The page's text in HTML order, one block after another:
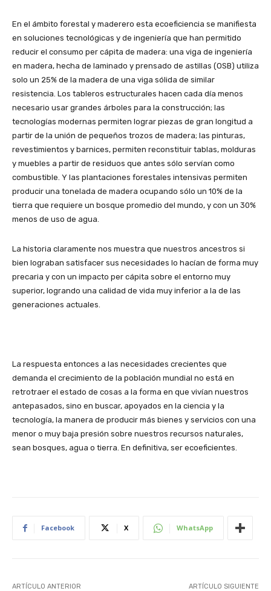
En el ámbito forestal y maderero esta ecoeficiencia se manifiesta
en soluciones tecnológicas y de ingeniería que han permitido
reducir el consumo per cápita de madera: una viga de ingeniería
en madera, hecha de laminado y prensado de astillas (OSB) utiliza
solo un 25% de la madera de una viga sólida de similar
resistencia. Los tableros estructurales hacen cada día menos
necesario usar grandes árboles para la construcción; las
tecnologías modernas permiten lograr piezas de gran longitud a
partir de la unión de pequeños trozos de madera; las pinturas,
revestimientos y barnices, permiten reconstituir tablas, molduras
y muebles a partir de residuos que antes sólo servían como
combustible. Y las plantaciones forestales intensivas permiten
producir una tonelada de madera ocupando sólo un 10% de la
tierra que requiere un bosque promedio del mundo, y con un 30%
menos de uso de agua.
La historia claramente nos muestra que nuestros ancestros si
bien lograban satisfacer sus necesidades lo hacían de forma muy
precaria y con un impacto per cápita sobre el entorno muy
superior, logrando una calidad de vida muy inferior a la de las
generaciones actuales.
La respuesta entonces a las necesidades crecientes que
demanda el crecimiento de la población mundial no está en
retrotraer el estado de cosas a la forma en que vivían nuestros
antepasados, sino en buscar, apoyados en la ciencia y la
tecnología, la manera de producir más bienes y servicios con una
menor o muy baja presión sobre nuestros recursos naturales,
sean bosques, agua o tierra. En definitiva, ser ecoeficientes.
Facebook X WhatsApp
ARTÍCULO ANTERIOR ARTÍCULO SIGUIENTE